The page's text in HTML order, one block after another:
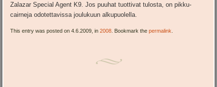
Zalazar Special Agent K9. Jos puuhat tuottivat tulosta, on pikku-
cairneja odotettavissa joulukuun alkupuolella.
This entry was posted on 4.6.2009, in2008 . Bookmark thepermalink